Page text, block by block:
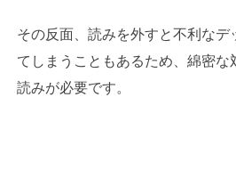
その反面、読みを外すと不利なデ
てしまうこともあるため、綿密な
読みが必要です。